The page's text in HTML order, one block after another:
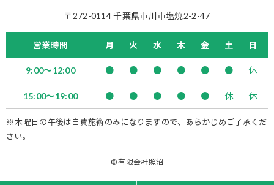
〒272-0114 千葉県市川市塩焼2-2-47
営業時間 月 火 水 木 金 土 日
9:00～12:00 ● ● ● ● ● ● 休
15:00～19:00 ● ● ● ● ● 休 休
※木曜日の午後は自費施術のみになりますので、あらかじめご了承くだ
さい。
© 有限会社照沼